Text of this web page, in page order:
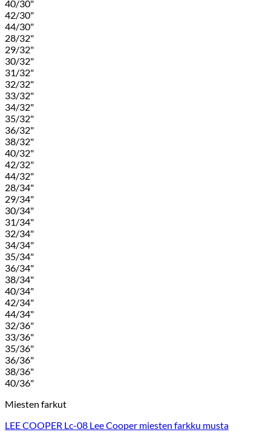
40/30"
42/30"
44/30"
28/32"
29/32"
30/32"
31/32"
32/32"
33/32"
34/32"
35/32"
36/32"
38/32"
40/32"
42/32"
44/32"
28/34"
29/34"
30/34"
31/34"
32/34"
34/34"
35/34"
36/34"
38/34"
40/34"
42/34"
44/34"
32/36"
33/36"
35/36"
36/36"
38/36"
40/36"
Miesten farkut
LEE COOPER Lc-08 Lee Cooper miesten farkku musta